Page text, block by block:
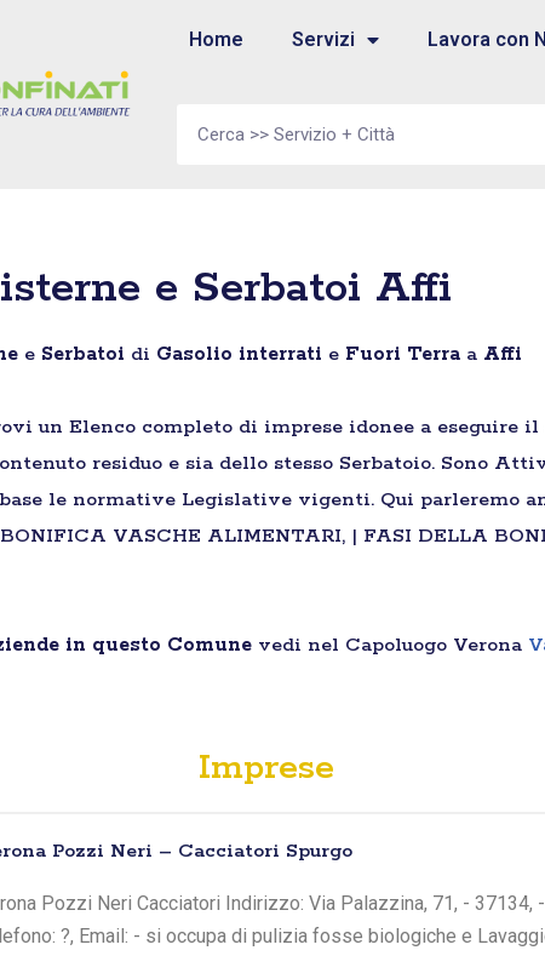
Home Servizi Lavora con
e Serbatoi Affi
e Serbatoi di Gasolio interrati e Fuori Terra a Affi
un Elenco completo di imprese idonee a eseguire
residuo e sia dello stesso Serbatoio. Sono
le normative Legislative vigenti. Qui parleremo
VASCHE ALIMENTARI, | FASI DELLA
in questo Comune vedi nel Capoluogo Verona
Imprese
Pozzi Neri – Cacciatori Spurgo
Pozzi Neri Cacciatori Indirizzo: Via Palazzina, 71, - 37134,
?, Email: - si occupa di pulizia fosse biologiche e